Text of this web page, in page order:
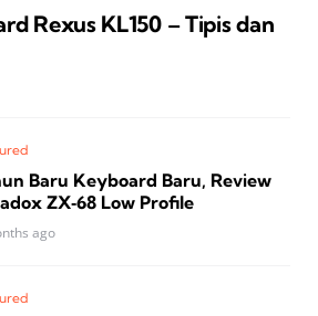
Rexus KL150 – Tipis dan
Baru Keyboard Baru, Review
ZX‑68 Low Profile
ago